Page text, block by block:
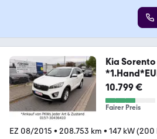
Kia
HK
10.799 €
Fairer Preis
EZ 08/2015 • 208.753 km • 147 kW (200